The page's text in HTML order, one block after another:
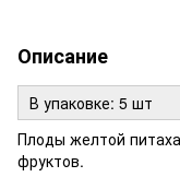
Описание
В упаковке: 5 шт
Плоды желтой
фруктов.